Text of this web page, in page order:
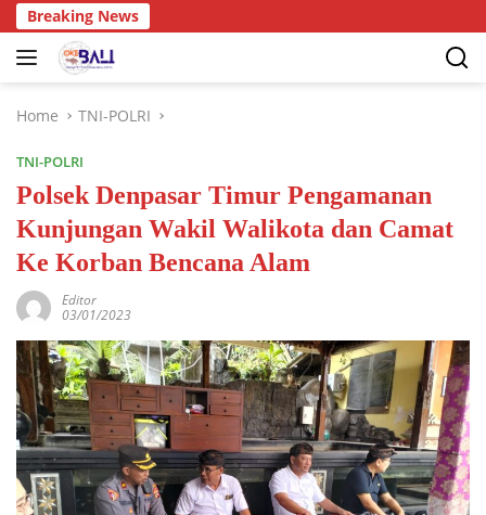
Breaking News
Home TNI-POLRI
TNI-POLRI
Polsek Denpasar Timur Pengamanan
Kunjungan Wakil Walikota dan Camat
Ke Korban Bencana Alam
Editor
03/01/2023